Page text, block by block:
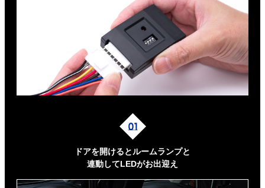
ドアを開けるとルームランプと
連動してLEDがお出迎え